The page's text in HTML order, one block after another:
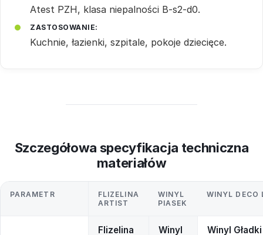
Atest PZH, klasa niepalności B-s2-d0.
ZASTOSOWANIE:
Kuchnie, łazienki, szpitale, pokoje dziecięce.
Szczegółowa specyfikacja techniczna
materiałów
PARAMETR
FLIZELINA
ARTIST
WINYL
PIASEK
WINYL DECO
Flizelina Winyl Winyl Gładki